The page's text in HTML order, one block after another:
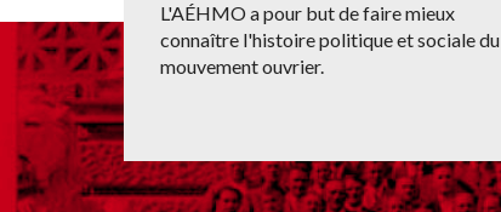
L'AÉHMO a pour but de faire mieux
connaître l'histoire politique et sociale du
mouvement ouvrier.